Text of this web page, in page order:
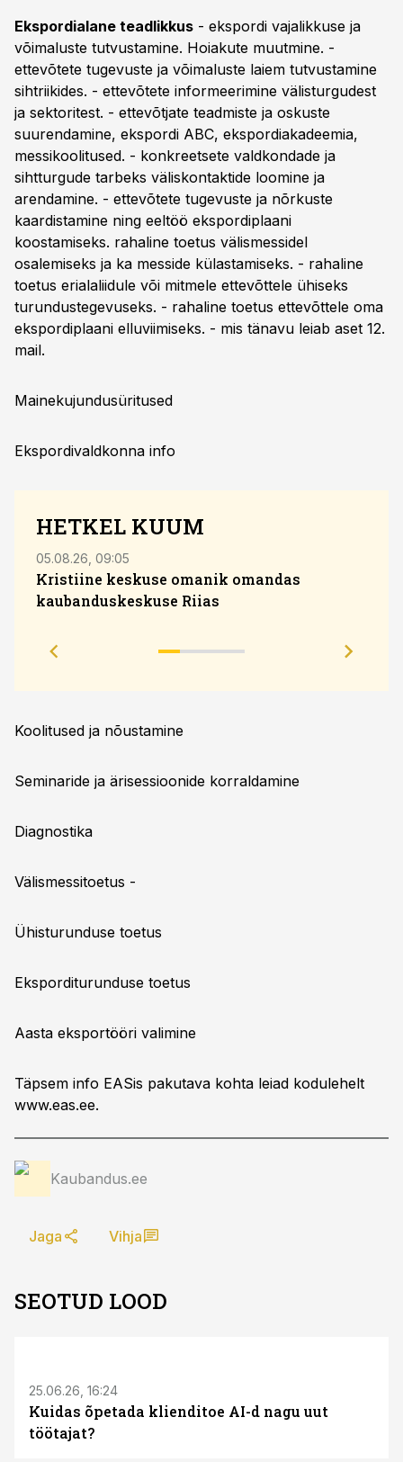
Ekspordialane teadlikkus - ekspordi vajalikkuse ja
võimaluste tutvustamine. Hoiakute muutmine. -
ettevõtete tugevuste ja võimaluste laiem tutvustamine
sihtriikides. - ettevõtete informeerimine välisturgudest
ja sektoritest. - ettevõtjate teadmiste ja oskuste
suurendamine, ekspordi ABC, ekspordiakadeemia,
messikoolitused. - konkreetsete valdkondade ja
sihtturgude tarbeks väliskontaktide loomine ja
arendamine. - ettevõtete tugevuste ja nõrkuste
kaardistamine ning eeltöö ekspordiplaani
koostamiseks. rahaline toetus välismessidel
osalemiseks ja ka messide külastamiseks. - rahaline
toetus erialaliidule või mitmele ettevõttele ühiseks
turundustegevuseks. - rahaline toetus ettevõttele oma
ekspordiplaani elluviimiseks. - mis tänavu leiab aset 12.
mail.
Mainekujundusüritused
Ekspordivaldkonna info
HETKEL KUUM
05.08.26, 09:05
Kristiine keskuse omanik omandas
kaubanduskeskuse Riias
Koolitused ja nõustamine
Seminaride ja ärisessioonide korraldamine
Diagnostika
Välismessitoetus -
Ühisturunduse toetus
Eksporditurunduse toetus
Aasta eksportööri valimine
Täpsem info EASis pakutava kohta leiad kodulehelt
www.eas.ee.
Kaubandus.ee
Jaga Vihja
SEOTUD LOOD
25.06.26, 16:24
Kuidas õpetada klienditoe AI-d nagu uut
töötajat?